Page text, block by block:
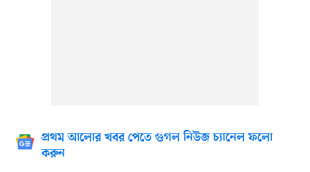
প্রথম আলোর খবর পেতে গুগল নিউজ চ্যানেল ফলো
করুন